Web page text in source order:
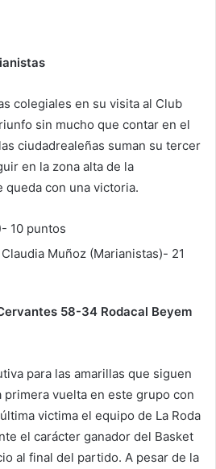
colegiales en su visita al Club
sin mucho que contar en el
ciudadrealeñas suman su tercer
en la zona alta de la
queda con una victoria.
10 puntos
Muñoz (Marianistas)- 21
58-34 Rodacal Beyem
para las amarillas que siguen
primera vuelta en este grupo con
victima el equipo de La Roda
el carácter ganador del Basket
al final del partido. A pesar de la